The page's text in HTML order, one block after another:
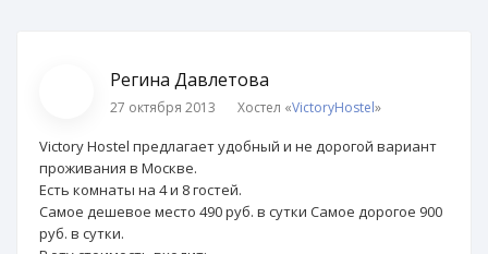
Регина Давлетова
27 октября 2013 Хостел «VictoryHostel»
Victory Hostel предлагает удобный и не дорогой вариант
проживания в Москве.
Есть комнаты на 4 и 8 гостей.
Самое дешевое место 490 руб. в сутки Самое дорогое 900
руб. в сутки.